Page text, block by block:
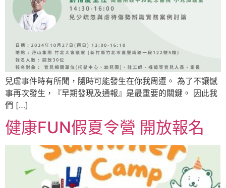
兒虐事件時有所聞，隨時可能發生在你我周遭。 為了不讓憾
事再次發生，『早期發現及通報』是最重要的關鍵。 因此我
們 […]
健康FUN假夏令營 開放報名